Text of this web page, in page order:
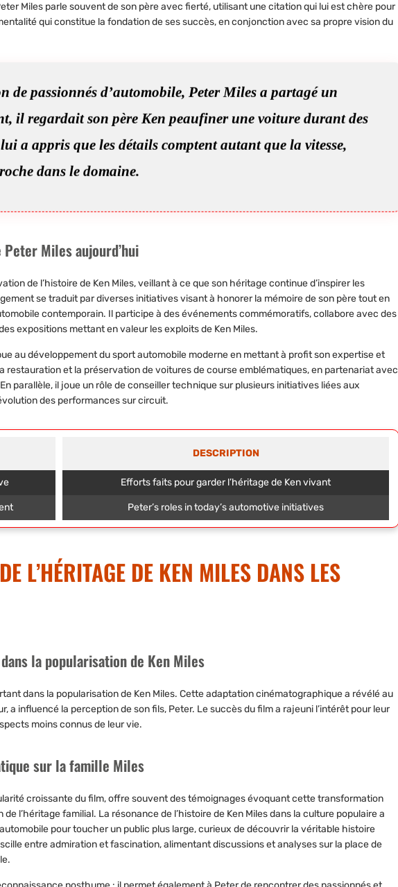
Miles parle souvent de son père avec fierté, utilisant une citation qui lui est chère pour
qui constitue la fondation de ses succès, en conjonction avec sa propre vision du
de passionnés d’automobile, Peter Miles a partagé un
il regardait son père Ken peaufiner une voiture durant des
a appris que les détails comptent autant que la vitesse,
dans le domaine.
Miles aujourd’hui
de l’histoire de Ken Miles, veillant à ce que son héritage continue d’inspirer les
se traduit par diverses initiatives visant à honorer la mémoire de son pèretout en
contemporain. Il participe à des événements commémoratifs, collabore avec des
expositions mettant en valeur les exploits de Ken Miles.
audéveloppement du sport automobile moderneen mettant à profit son expertise et
restauration et la préservation de voitures de course emblématiques, en partenariat avec
parallèle, il joue un rôle de conseiller technique sur plusieurs initiatives liées aux
des performances sur circuit.
DESCRIPTION
Efforts faits pour garder l’héritage de Ken vivant
Peter’s roles in today’s automotive initiatives
L’HÉRITAGE DE KEN MILES DANS LES
la popularisation de Ken Miles
dans la popularisation de Ken Miles. Cette adaptation cinématographique a révélé au
a influencé la perception de son fils, Peter. Le succès du film a rajeuni l’intérêt pour leur
moins connus de leur vie.
sur la famille Miles
croissante du film, offre souvent des témoignages évoquant cette transformation
l’héritage familial. La résonance de l’histoire de Ken Miles dans la culture populaire a
pour toucher un public plus large, curieux de découvrirla véritable histoire
entre admiration et fascination, alimentant discussions et analyses sur la place de